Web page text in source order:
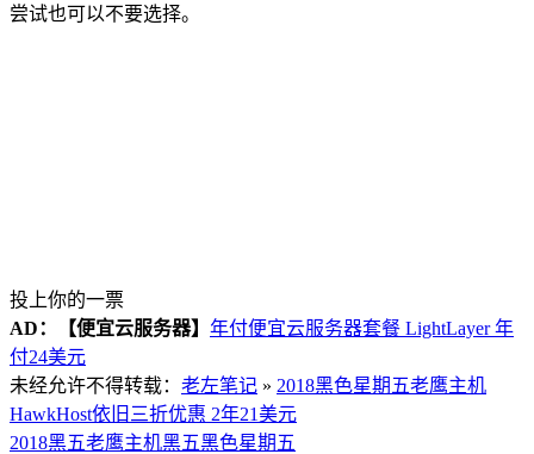
尝试也可以不要选择。
投上你的一票
AD：
【便宜云服务器】 年付便宜云服务器套餐 LightLayer 年
付24美元
未经允许不得转载： 老左笔记 » 2018黑色星期五老鹰主机
HawkHost依旧三折优惠 2年21美元
2018黑五老鹰主机黑五黑色星期五